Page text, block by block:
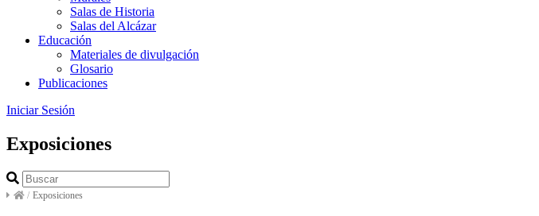
Salas de Historia
Salas del Alcázar
Educación
Materiales de divulgación
Glosario
Publicaciones
Iniciar Sesión
Exposiciones
/ Exposiciones